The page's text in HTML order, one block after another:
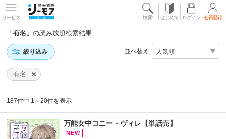
サービス 検索 はじめて ログイン 会員登録
「有名」の読み放題検索結果
絞り込み 並べ替え:
有名
187件中 1～20件を表示
万能女中コニー・ヴィレ【単話売】